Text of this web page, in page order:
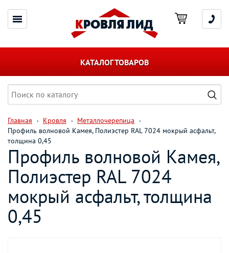
КАТАЛОГ ТОВАРОВ
Главная Кровля
Металлочерепица
Профиль волновой Камея, Полиэстер RAL 7024 мокрый асфальт,
толщина 0,45
Профиль волновой Камея,
Полиэстер RAL 7024
мокрый асфальт, толщина
0,45